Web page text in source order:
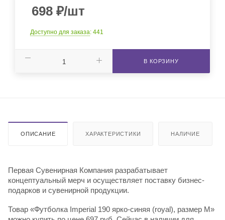
698 ₽/шт
Доступно для заказа: 441
В КОРЗИНУ
ОПИСАНИЕ ХАРАКТЕРИСТИКИ НАЛИЧИЕ
Первая Сувенирная Компания разрабатывает
концептуальный мерч и осуществляет поставку бизнес-
подарков и сувенирной продукции.
Товар «Футболка Imperial 190 ярко-синяя (royal), размер M»